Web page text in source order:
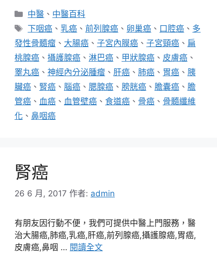
分
類
中醫 、 中醫百科
標
籤
下咽癌 、 乳癌 、前列腺癌 、 卵巢癌 、 口腔癌 、 多
發性骨髓瘤 、 大腸癌 、 子宮內膜癌 、 子宮頸癌 、 扁
桃腺癌 、 攝護腺癌 、 淋巴癌 、 甲狀腺癌 、 皮膚癌 、
睪丸癌 、 神經內分泌腫瘤 、 肝癌 、 肺癌 、 胃癌 、 胰
臟癌 、 腎癌 、 腦癌 、 腮腺癌 、 膀胱癌 、 膽囊癌 、 膽
管癌 、 血癌 、 血管壁癌 、 食道癌 、 骨癌 、 骨髓纖維
化 、 鼻咽癌
腎癌
26 6 月, 2017 作者: admin
有朋友因行動不便，我們可提供中醫上門服務，醫
治大腸癌,肺癌,乳癌,肝癌,前列腺癌,攝護腺癌,胃癌,
皮膚癌,鼻咽 … 閱讀全文